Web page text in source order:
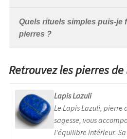
Quels rituels simples puis-je
pierres ?
Retrouvez les pierres
Lapis Lazuli
Le Lapis Lazuli, pierre
sagesse, vous
l'équilibre intérieur.